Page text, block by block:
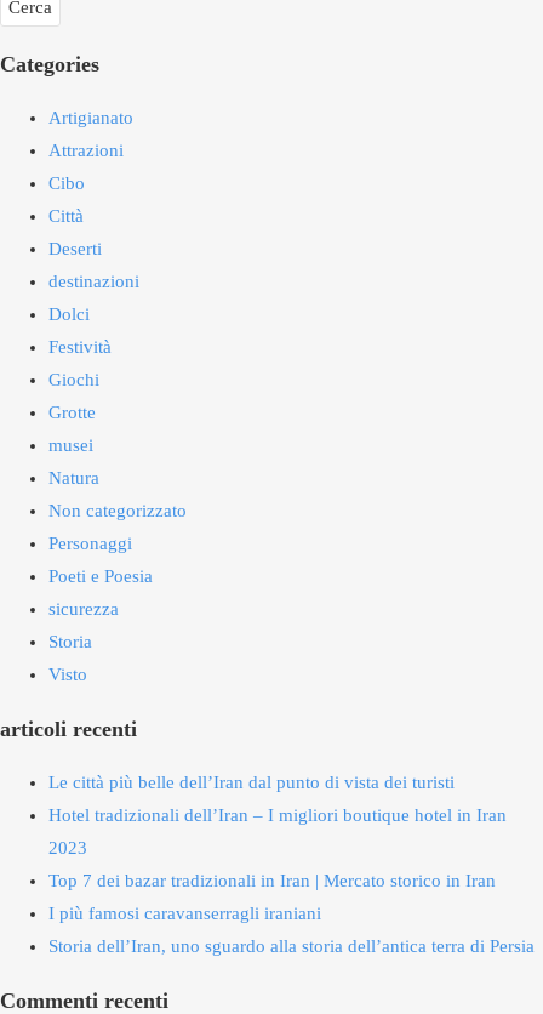
Categories
Artigianato
Attrazioni
Cibo
Città
Deserti
destinazioni
Dolci
Festività
Giochi
Grotte
musei
Natura
Non categorizzato
Personaggi
Poeti e Poesia
sicurezza
Storia
Visto
articoli recenti
Le città più belle dell’Iran dal punto di vista dei turisti
Hotel tradizionali dell’Iran – I migliori boutique hotel in Iran
2023
Top 7 dei bazar tradizionali in Iran | Mercato storico in Iran
I più famosi caravanserragli iraniani
Storia dell’Iran, uno sguardo alla storia dell’antica terra di Persia
Commenti recenti